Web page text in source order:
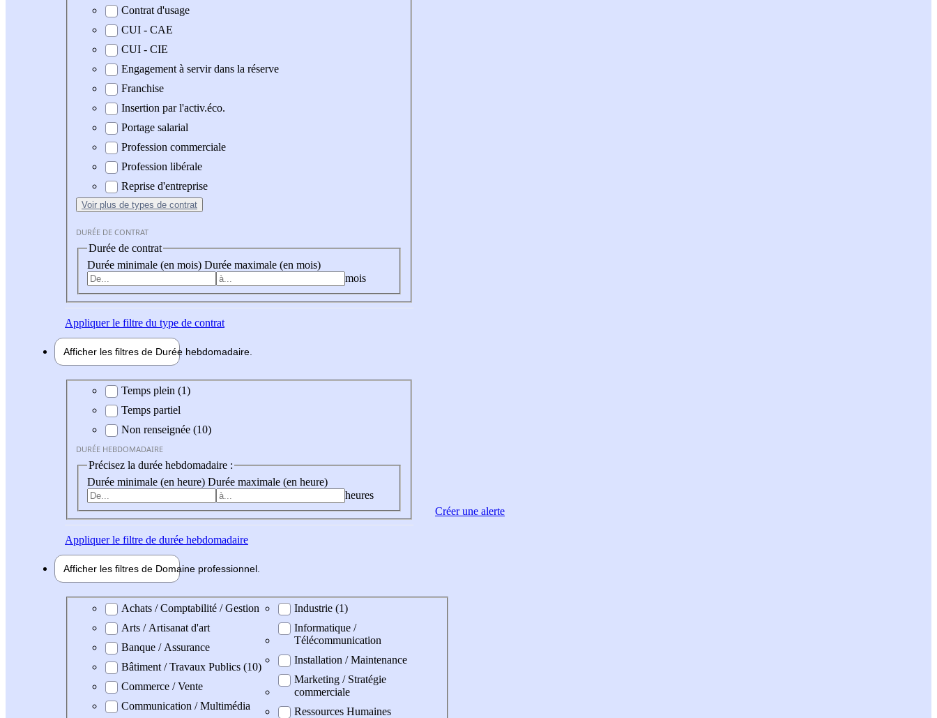
Contrat d'usage
CUI - CAE
CUI - CIE
Engagement à servir dans la réserve
Franchise
Insertion par l'activ.éco.
Portage salarial
Profession commerciale
Profession libérale
Reprise d'entreprise
Voir plus de types de contrat
DURÉE DE CONTRAT
Durée de contrat
Durée minimale (en mois) Durée maximale (en mois)
mois
Appliquerle filtre du type de contrat
Afficher les filtres de Durée hebdomadaire
Durée hebdomadaire
Temps plein (1)
Temps partiel
Non renseignée (10)
DURÉE HEBDOMADAIRE
Précisez la durée hebdomadaire :
Durée minimale (en heure) Durée maximale (en heure)
heures
Appliquerle filtre de durée hebdomadaire
Afficher les filtres de Domaine professionnel
Domaine professionel
Achats / Comptabilité / Gestion
Arts / Artisanat d'art
Banque / Assurance
Bâtiment / Travaux Publics (10)
Commerce / Vente
Communication / Multimédia
Industrie (1)
Informatique /
Télécommunication
Installation / Maintenance
Marketing / Stratégie
commerciale
Ressources Humaines
Créer une alerte